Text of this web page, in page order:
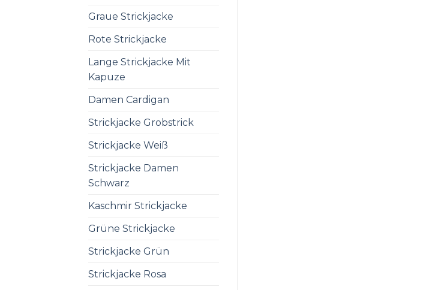
Graue Strickjacke
Rote Strickjacke
Lange Strickjacke Mit
Kapuze
Damen Cardigan
Strickjacke Grobstrick
Strickjacke Weiß
Strickjacke Damen
Schwarz
Kaschmir Strickjacke
Grüne Strickjacke
Strickjacke Grün
Strickjacke Rosa